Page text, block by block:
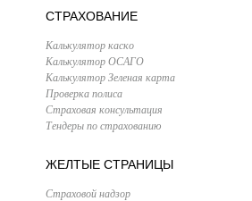
СТРАХОВАНИЕ
Калькулятор каско
Калькулятор ОСАГО
Калькулятор Зеленая карта
Проверка полиса
Страховая консультация
Тендеры по страхованию
ЖЕЛТЫЕ СТРАНИЦЫ
Страховой надзор